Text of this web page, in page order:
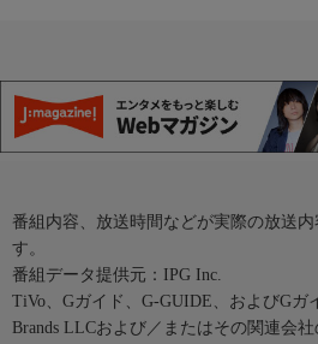
番組内容、放送時間などが実際の放送
す。
番組データ提供元：IPG Inc.
TiVo、Gガイド、G-GUIDE、およびGガ
Brands LLCおよび／またはその関連会